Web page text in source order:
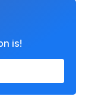
is!